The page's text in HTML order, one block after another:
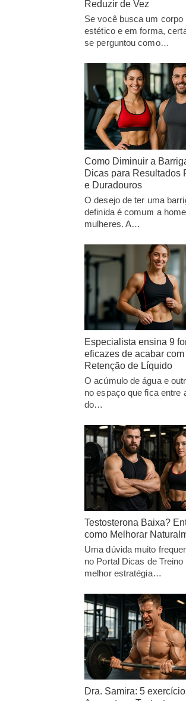
Reduzir de Vez
Se você busca um corpo
estético e em forma,
se perguntou como…
Como Diminuir a
Dicas para Resultados
e Duradouros
O desejo de ter uma
definida é comum a
mulheres. A…
Especialista ensina 9
eficazes de acabar com
Retenção de Líquido
O acúmulo de água e
no espaço que fica entre
do…
Testosterona Baixa?
como Melhorar
Uma dúvida muito
no Portal Dicas de Treino
melhor estratégia…
Dra. Samira: 5